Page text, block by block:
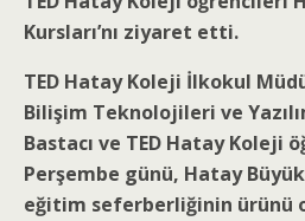
Kursları’nı ziyaret etti.
TED Hatay Koleji İlkokul
Bilişim Teknolojileri ve
Bastacı ve TED Hatay Koleji
Perşembe günü, Hatay
eğitim seferberliğinin ürünü